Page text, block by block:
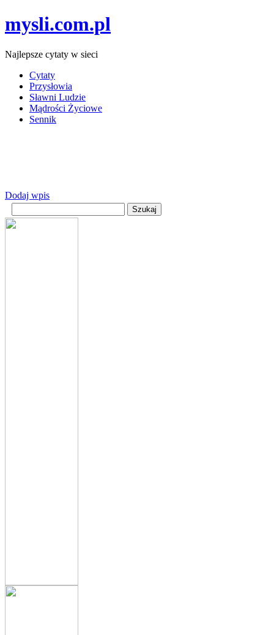
mysli.com.pl
Najlepsze cytaty w sieci
Cytaty
Przysłowia
Sławni Ludzie
Mądrości Życiowe
Sennik
Dodaj wpis